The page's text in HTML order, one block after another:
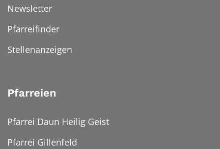
Newsletter
Pfarreifinder
Stellenanzeigen
Pfarreien
Pfarrei Daun Heilig Geist
Pfarrei Gillenfeld